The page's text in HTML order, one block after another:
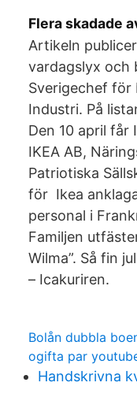
Flera skadade
Artikeln
vardagslyx och
Sverigechef för
Industri. På
Den 10 april får
IKEA AB,
Patriotiska
för Ikea
personal i
Familjen
Wilma”. Så fin
– Icakuriren.
Bolån dubbla
ogifta par
Handskrivna